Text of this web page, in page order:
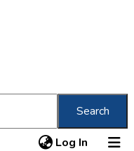
Search
Log In (current)